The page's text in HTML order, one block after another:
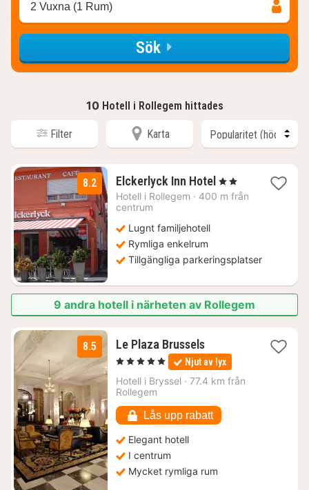
2 Vuxna (1 Rum)
Sök
10 Hotell i Rollegem hittades
Filter Karta
8.2 Elckerlyck Inn Hotel 1
natt
, 2 Stjärnor
Hotell i Rollegem · 400 m från
centrum
Lugnt familjehotell
Rymliga enkelrum
Tillgängliga parkeringsplatser
9 andra hotell i närheten av Rollegem
8.5 Le Plaza Brussels1
natt
från
1807
, 5 Stjärnor Njut av lyx
Hotell i Bryssel · 77.4 km från
Rollegem
Lås upp rabatt
Elegant hotell
I centrum
Mycket rymliga rum